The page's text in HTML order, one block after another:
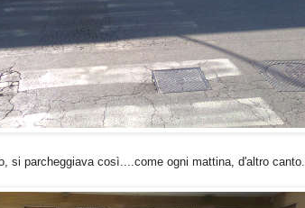
si parcheggiava così....come ogni mattina, d'altro canto.